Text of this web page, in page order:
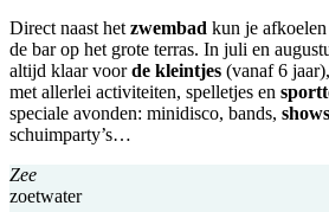
Direct naast het zwembad kun je
de bar op het grote terras. In juli en
altijd klaar voorde kleintjes (vanaf 6
met allerlei activiteiten, spelletjes en
speciale avonden: minidisco, bands, shows
schuimparty’s…
Zee
zoetwater